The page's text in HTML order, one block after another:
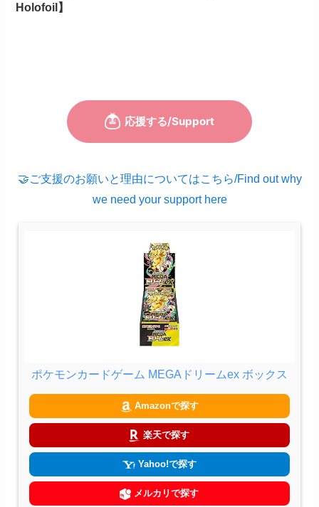
Holofoil】
🤝ご支援のお願いと理由についてはこちら/Find out why
we need your support here
ポケモンカードゲーム MEGAドリームex ボックス
Amazonで探す
楽天で探す
Yahoo!で探す
メルカリで探す